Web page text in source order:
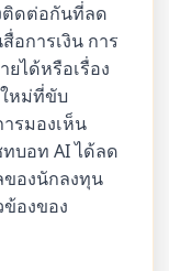
ติดต่อกันที่ลด
อการเงิน การ
ได้หรือเรื่อง
หม่ที่ขับ
รมองเห็น
บอท AI ได้ลด
ของนักลงทุน
องของ